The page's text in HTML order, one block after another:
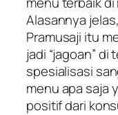
Alasannya
Pramusaji itu
jadi “jagoan” di
spesialisasi
menu apa saja
positif dari